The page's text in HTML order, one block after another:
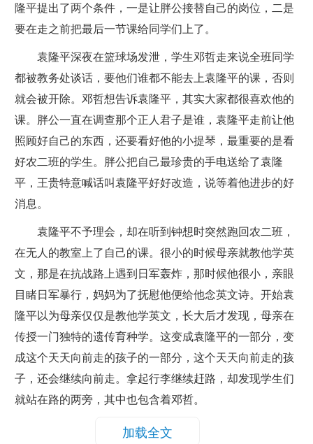
隆平提出了两个条件，一是让胖公接替自己的岗位，二是
要在走之前把最后一节课给同学们上了。
袁隆平深夜在篮球场发泄，学生邓哲走来说全班同学
都被教务处谈话，要他们谁都不能去上袁隆平的课，否则
就会被开除。邓哲想告诉袁隆平，其实大家都很喜欢他的
课。胖公一直在调查那个正人君子是谁，袁隆平走前让他
照顾好自己的东西，还要看好他的小提琴，最重要的是看
好农二班的学生。胖公把自己最珍贵的手电送给了袁隆
平，王贵特意喊话叫袁隆平好好改造，说等着他进步的好
消息。
袁隆平不予理会，却在听到钟想时突然跑回农二班，
在无人的教室上了自己的课。很小的时候母亲就教他学英
文，那是在抗战路上遇到日军轰炸，那时候他很小，亲眼
目睹日军暴行，妈妈为了抚慰他便给他念英文诗。开始袁
隆平以为母亲仅仅是教他学英文，长大后才发现，母亲在
传授一门独特的遗传育种学。这变成袁隆平的一部分，变
成这个天天向前走的孩子的一部分，这个天天向前走的孩
子，还会继续向前走。拿起行李继续赶路，却发现学生们
就站在路的两旁，其中也包含着邓哲。
加载全文